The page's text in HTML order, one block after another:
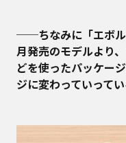
──ちなみに「エボル
月発売のモデルより
どを使ったパッケー
ジに変わっていってい